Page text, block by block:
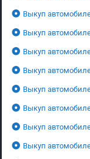
Выкуп
Выкуп
Выкуп
Выкуп
Выкуп
Выкуп
Выкуп
Выкуп